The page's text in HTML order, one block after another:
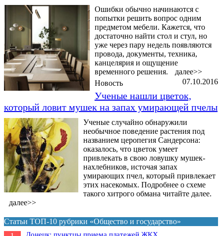
Ошибки обычно начинаются с
попытки решить вопрос одним
предметом мебели. Кажется, что
достаточно найти стол и стул, но
уже через пару недель появляются
провода, документы, техника,
канцелярия и ощущение
временного решения.
далее>>
07.10.2016
Новость
Ученые нашли цветок,
который ловит мушек на запах умирающей пчелы
Ученые случайно обнаружили
необычное поведение растения под
названием церопегия Сандерсона:
оказалось, что цветок умеет
привлекать в свою ловушку мушек-
нахлебников, источая запах
умирающих пчел, который привлекает
этих насекомых. Подробнее о схеме
такого хитрого обмана читайте далее.
далее>>
Статьи ТОП-10 рубрики «Общество и государство»